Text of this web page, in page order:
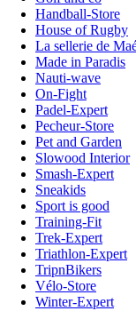
Handball-Store
House of Rugby
La sellerie de
Made in Paradis
Nauti-wave
On-Fight
Padel-Expert
Pecheur-Store
Pet and Garden
Slowood Interior
Smash-Expert
Sneakids
Sport is good
Training-Fit
Trek-Expert
Triathlon-Expert
TripnBikers
Vélo-Store
Winter-Expert